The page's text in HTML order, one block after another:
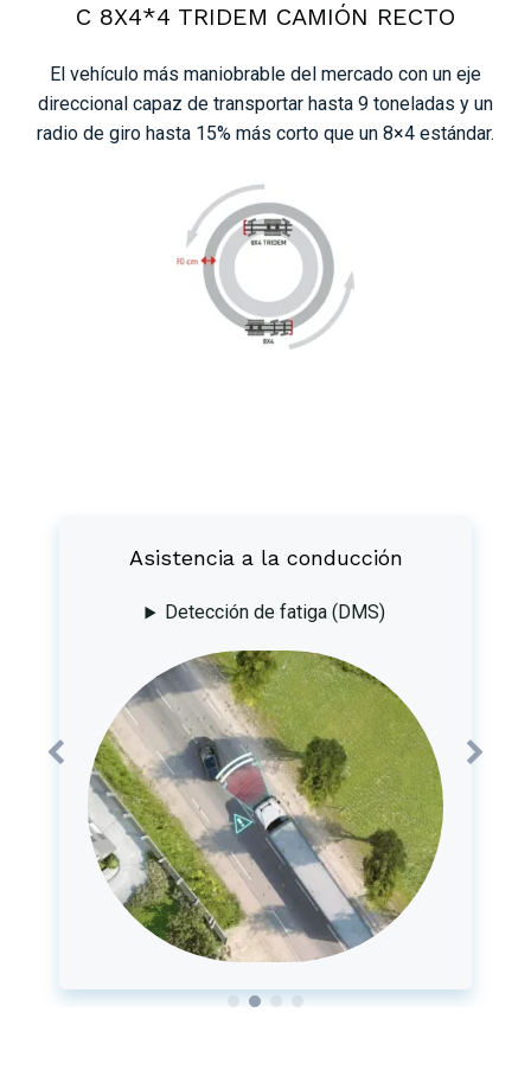
C 8X4*4 TRIDEM CAMIÓN RECTO
El vehículo más maniobrable del mercado con un eje
direccional capaz de transportar hasta 9 toneladas y un
radio de giro hasta 15% más corto que un 8×4 estándar.
Mayor tranquilidad
Sistema de control de la presión